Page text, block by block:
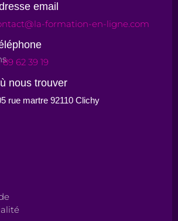
email
formation-en-ligne.com
89 62 39 19
nous trouver
rue martre 92110 Clichy